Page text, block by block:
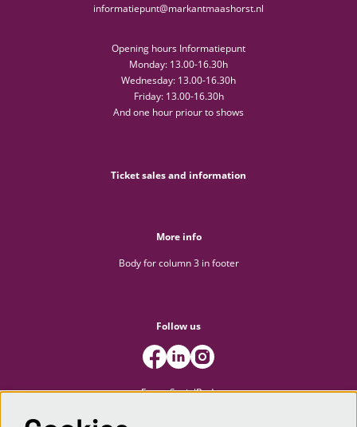
informatiepunt@markantmaashorst.nl
Opening hours Informatiepunt
Monday: 13.00-16.30h
Wednesday: 13.00-16.30h
Friday: 13.00-16.30h
And one hour priour to shows
Ticket sales and information
More info
Body for column 3 in footer
Follow us
FooterSocialBody